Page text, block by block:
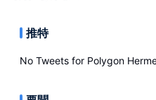
推特
No Tweets for Polygon